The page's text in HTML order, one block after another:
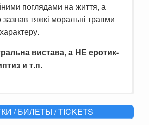
поглядами на життя, а
тяжкі моральні травми
вистава, а НЕ еротик-
и т.п.
между собой людей, волей случая
в особняке на острове. События
/ БИЛЕТЫ / TICKETS